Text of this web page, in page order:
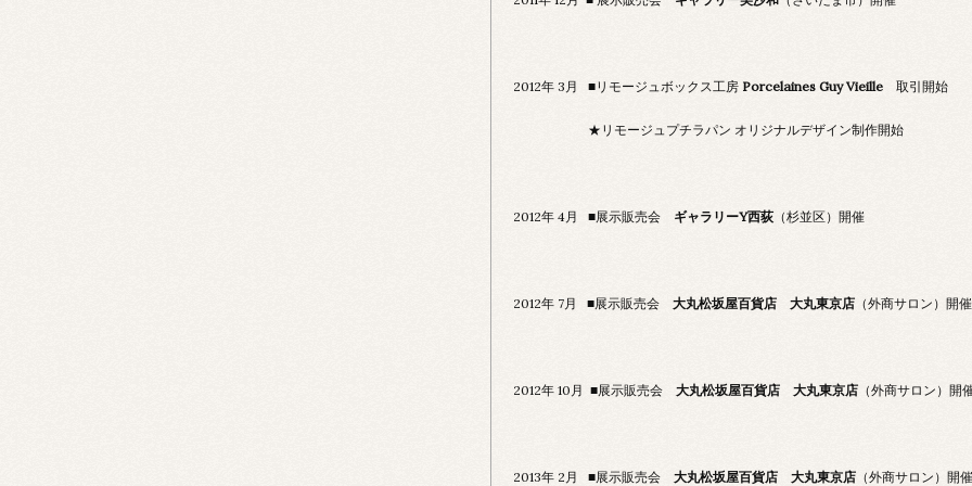
2012年 3月 ■リモージュボックス工房 Porcelaines Guy Vieille 取引開始
★リモージュプチラパン オリジナルデザイン制作開始
2012年 4月 ■展示販売会 ギャラリーY西荻 （杉並区）開催
2012年 7月 ■展示販売会 大丸松坂屋百貨店 大丸東京店 （外商サロン）開催
2012年 10月 ■展示販売会 大丸松坂屋百貨店 大丸東京店 （外商サロン）開
2013年 2月 ■展示販売会 大丸松坂屋百貨店 大丸東京店 （外商サロン）開催